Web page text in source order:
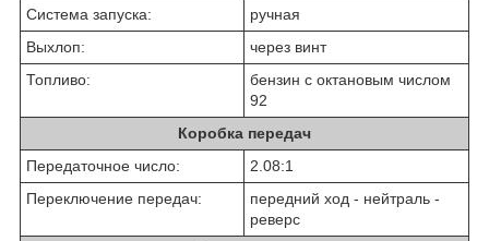
Система запуска:
ручная
Выхлоп:
через винт
Топливо:
бензин с октановым числом
92
Коробка передач
Передаточное число:
2.08:1
Переключение передач:
передний ход - нейтраль -
реверс